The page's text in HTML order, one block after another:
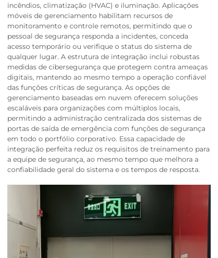
incêndios, climatização (HVAC) e iluminação. Aplicações
móveis de gerenciamento habilitam recursos de
monitoramento e controle remotos, permitindo que o
pessoal de segurança responda a incidentes, conceda
acesso temporário ou verifique o status do sistema de
qualquer lugar. A estrutura de integração inclui robustas
medidas de cibersegurança que protegem contra ameaças
digitais, mantendo ao mesmo tempo a operação confiável
das funções críticas de segurança. As opções de
gerenciamento baseadas em nuvem oferecem soluções
escaláveis para organizações com múltiplos locais,
permitindo a administração centralizada dos sistemas de
portas de saída de emergência com funções de segurança
em todo o portfólio corporativo. Essa capacidade de
integração perfeita reduz os requisitos de treinamento para
a equipe de segurança, ao mesmo tempo que melhora a
confiabilidade geral do sistema e os tempos de resposta.